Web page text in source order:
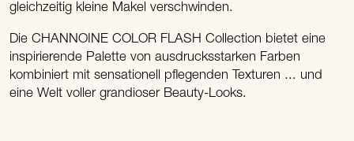
gleichzeitig kleine Makel verschwinden.
Die CHANNOINE COLOR FLASH Collection bietet eine
inspirierende Palette von ausdrucksstarken Farben
kombiniert mit sensationell pflegenden Texturen ... und
eine Welt voller grandioser Beauty-Looks.